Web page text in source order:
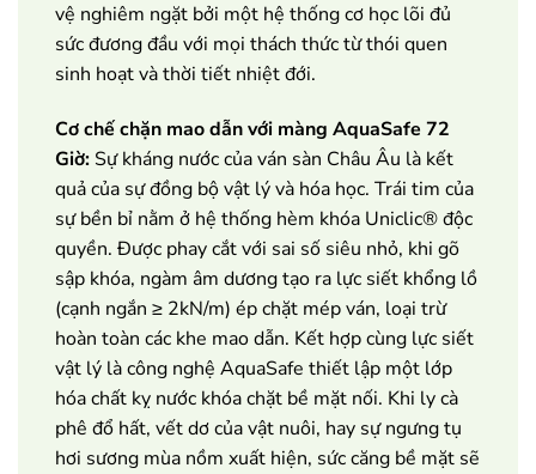
vệ nghiêm ngặt bởi một hệ thống cơ học lõi đủ
sức đương đầu với mọi thách thức từ thói quen
sinh hoạt và thời tiết nhiệt đới.
Cơ chế chặn mao dẫn với màng AquaSafe 72
Giờ: Sự kháng nước của ván sàn Châu Âu là kết
quả của sự đồng bộ vật lý và hóa học. Trái tim của
sự bền bỉ nằm ở hệ thống hèm khóa Uniclic® độc
quyền. Được phay cắt với sai số siêu nhỏ, khi gõ
sập khóa, ngàm âm dương tạo ra lực siết khổng lồ
(cạnh ngắn ≥ 2kN/m) ép chặt mép ván, loại trừ
hoàn toàn các khe mao dẫn. Kết hợp cùng lực siết
vật lý là công nghệ AquaSafe thiết lập một lớp
hóa chất kỵ nước khóa chặt bề mặt nối. Khi ly cà
phê đổ hất, vết dơ của vật nuôi, hay sự ngưng tụ
hơi sương mùa nồm xuất hiện, sức căng bề mặt sẽ